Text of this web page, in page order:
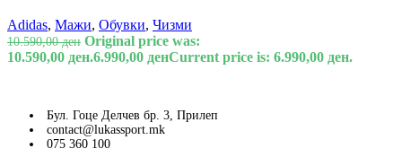
Adidas, Мажи, Обувки, Чизми
10.590,00ден Original price was:
10.590,00 ден.6.990,00 денCurrent price is: 6.990,00 ден.
Бул. Гоце Делчев бр. 3, Прилеп
contact@lukassport.mk
075 360 100